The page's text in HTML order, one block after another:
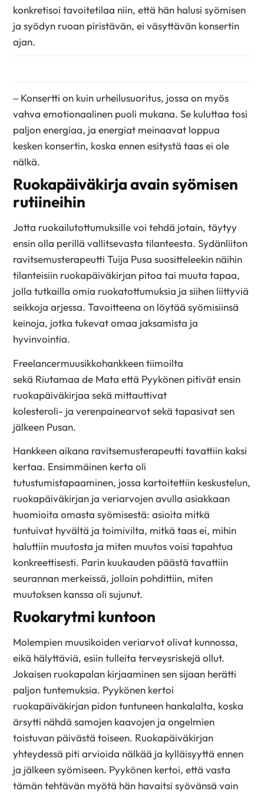
konkretisoi tavoitetilaa niin, että hän halusi syömisen
ja syödyn ruoan piristävän, ei väsyttävän konsertin
ajan.
– Konsertti on kuin urheilusuoritus, jossa on myös
vahva emotionaalinen puoli mukana. Se kuluttaa tosi
paljon energiaa, ja energiat meinaavat loppua
kesken konsertin, koska ennen esitystä taas ei ole
nälkä.
Ruokapäiväkirja avain syömisen
rutiineihin
Jotta ruokailutottumuksille voi tehdä jotain, täytyy
ensin olla perillä vallitsevasta tilanteesta. Sydänliiton
ravitsemusterapeuttiTuija Pusa suositteleekin näihin
tilanteisiin ruokapäiväkirjan pitoa tai muuta tapaa,
jolla tutkailla omia ruokatottumuksia ja siihen liittyviä
seikkoja arjessa. Tavoitteena on löytää syömisiinsä
keinoja, jotka tukevat omaa jaksamista ja
hyvinvointia.
Freelancermuusikkohankkeen tiimoilta
sekä Riutamaa de Mata että Pyykönen pitivät ensin
ruokapäiväkirjaasekä mittauttivat
kolesteroli- ja verenpainearvot sekä tapasivat sen
jälkeen Pusan.
Hankkeen aikana ravitsemusterapeutti tavattiin kaksi
kertaa. Ensimmäinen kerta oli
tutustumistapaaminen, jossa kartoitettiin keskustelun,
ruokapäiväkirjan ja veriarvojen avulla asiakkaan
huomioita omasta syömisestä: asioita mitkä
tuntuivat hyvältä ja toimivilta, mitkä taas ei, mihin
haluttiin muutosta ja miten muutos voisi tapahtua
konkreettisesti. Parin kuukauden päästä tavattiin
seurannan merkeissä, jolloin pohdittiin, miten
muutoksen kanssaolisujunut.
Ruokarytmi kuntoon
Molempien muusikoiden veriarvot olivat kunnossa,
eikä hälyttäviä, esiin tulleita terveysriskejä ollut.
Jokaisen ruokapalan kirjaaminensen sijaan herätti
paljon tuntemuksia. Pyykönen kertoi
ruokapäiväkirjan pidon tuntuneen hankalalta, koska
ärsytti nähdä samojen kaavojen ja ongelmien
toistuvan päivästä toiseen. Ruokapäiväkirjan
yhteydessä piti arvioida nälkää ja kylläisyyttä ennen
ja jälkeen syömiseen. Pyykönen kertoi, että vasta
tämän tehtävän myötä hän havaitsi syövänsä vain